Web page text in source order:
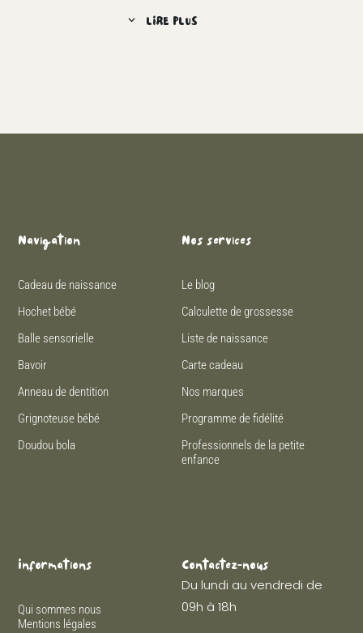
LIRE PLUS
Navigation
Cadeau de naissance
Hochet bébé
Balle sensorielle
Bavoir
Anneau de dentition
Grignoteuse bébé
Doudou bola
Nos services
Le blog
Calculette de grossesse
Liste de naissance
Carte cadeau
Nos marques
Programme de fidélité
Professionnels de la petite
enfance
Informations
Qui sommes nous
Mentions légales
Contactez-nous
Du lundi au vendredi de
09h à 18h